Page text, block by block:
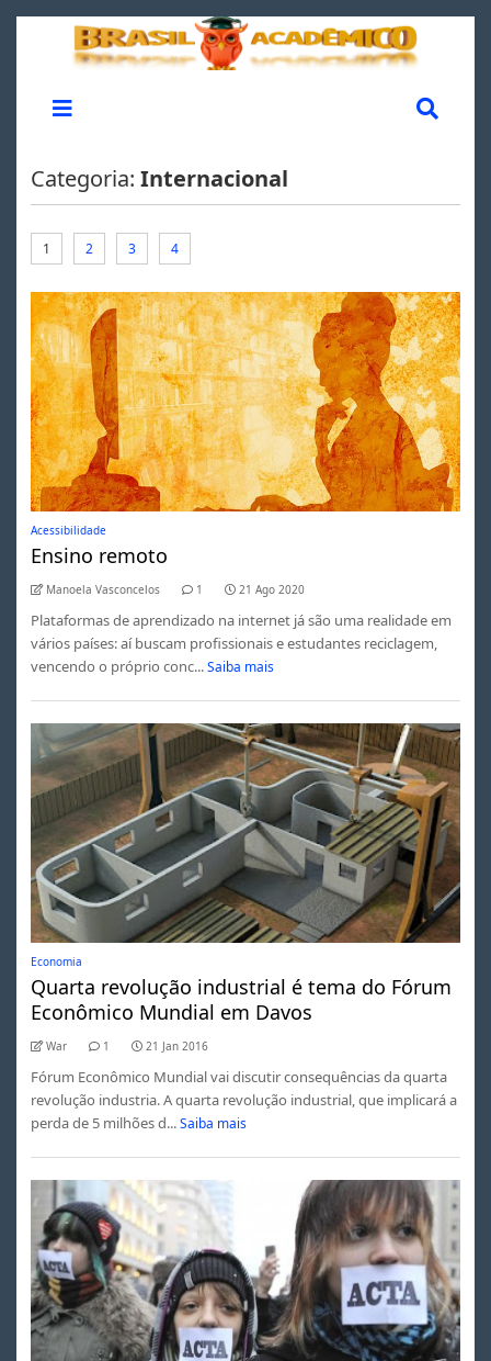
Categoria: Internacional
1 2 3 4
Acessibilidade
Ensino remoto
Manoela Vasconcelos 1 21 Ago 2020
Plataformas de aprendizado na internet já são uma realidade em
vários países: aí buscam profissionais e estudantes reciclagem,
vencendo o próprio conc... Saiba mais
Economia
Quarta revolução industrial é tema do Fórum
Econômico Mundial em Davos
War 1 21 Jan 2016
Fórum Econômico Mundial vai discutir consequências da quarta
revolução industria. A quarta revolução industrial, que implicará a
perda de 5 milhões d... Saiba mais